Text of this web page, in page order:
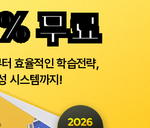
무료
효율적인 학습전략,
시스템까지!